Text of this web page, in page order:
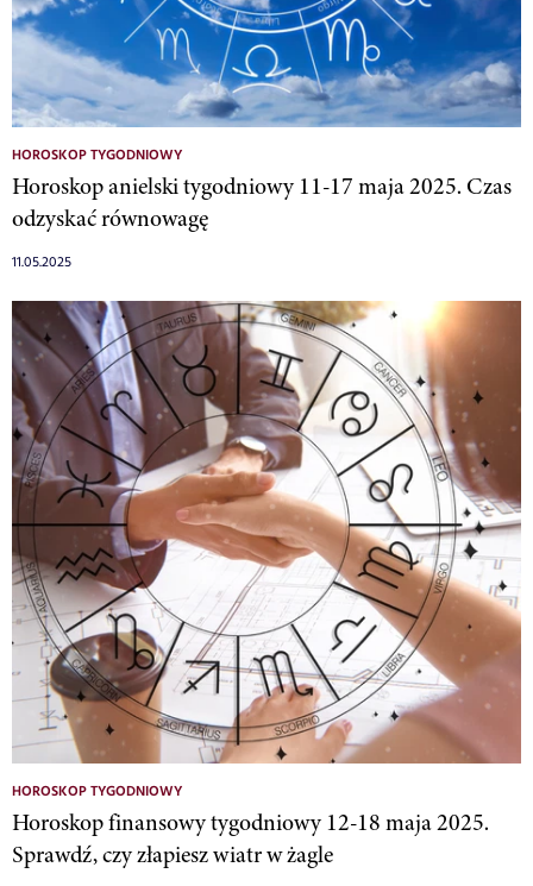
HOROSKOP TYGODNIOWY
Horoskop anielski tygodniowy 11-17 maja 2025. Czas
odzyskać równowagę
11.05.2025
HOROSKOP TYGODNIOWY
Horoskop finansowy tygodniowy 12-18 maja 2025.
Sprawdź, czy złapiesz wiatr w żagle